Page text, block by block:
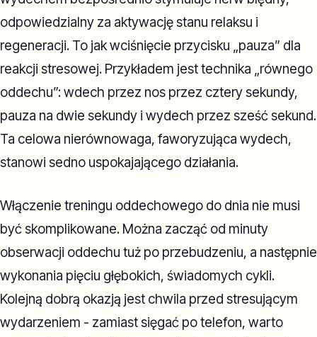
odpowiedzialny za aktywację stanu relaksu i
regeneracji. To jak wciśnięcie przycisku „pauza” dla
reakcji stresowej. Przykładem jest technika „równego
oddechu”: wdech przez nos przez cztery sekundy,
pauza na dwie sekundy i wydech przez sześć sekund.
Ta celowa nierównowaga, faworyzująca wydech,
stanowi sedno uspokajającego działania.
Włączenie treningu oddechowego do dnia nie musi
być skomplikowane. Można zacząć od minuty
obserwacji oddechu tuż po przebudzeniu, a następnie
wykonania pięciu głębokich, świadomych cykli.
Kolejną dobrą okazją jest chwila przed stresującym
wydarzeniem - zamiast sięgać po telefon, warto